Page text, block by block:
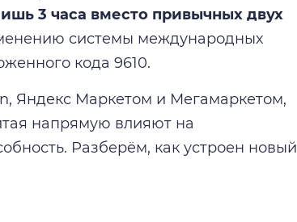
3 часа вместо привычных двух
системы международных
кода 9610.
Яндекс Маркетом и Мегамаркетом,
напрямую влияют на
Разберём, как устроен новый